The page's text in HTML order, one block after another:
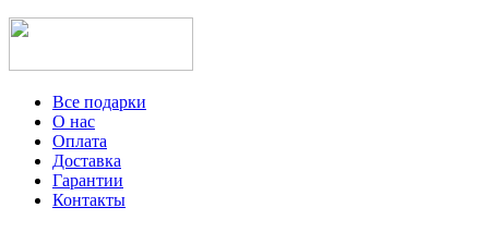
Все подарки
О нас
Оплата
Доставка
Гарантии
Контакты